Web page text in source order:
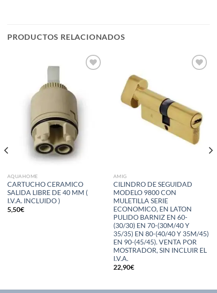
PRODUCTOS RELACIONADOS
AQUAHOME
CARTUCHO CERAMICO
SALIDA LIBRE DE 40 MM (
I.V.A. INCLUIDO )
5,50€
AMIG
CILINDRO DE SEGUIDAD
MODELO 9800 CON
MULETILLA SERIE
ECONOMICO, EN LATON
PULIDO BARNIZ EN 60-
(30/30) EN 70-(30M/40 Y
35/35) EN 80-(40/40 Y 35M/45)
EN 90-(45/45). VENTA POR
MOSTRADOR, SIN INCLUIR EL
I.V.A.
22,90€